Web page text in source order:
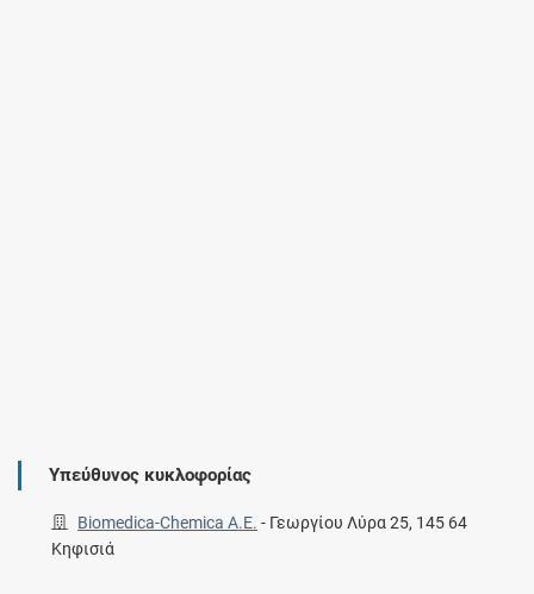
Υπεύθυνος κυκλοφορίας
Biomedica-Chemica Α.Ε. - Γεωργίου Λύρα 25, 145 64
Κηφισιά